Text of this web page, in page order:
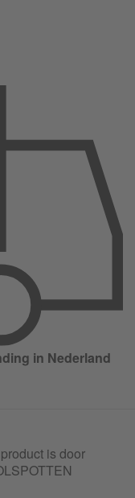
in Nederland
is door